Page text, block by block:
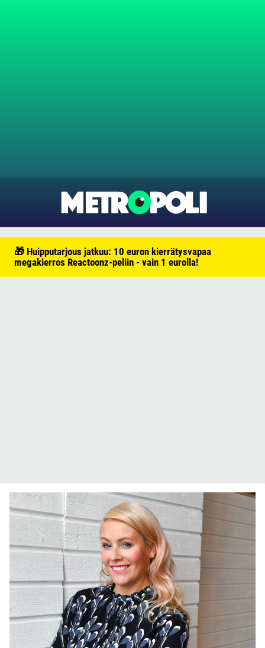
🎁 Huipputarjous jatkuu: 10 euron kierrätysvapaa
megakierros Reactoonz-peliin - vain 1 eurolla!